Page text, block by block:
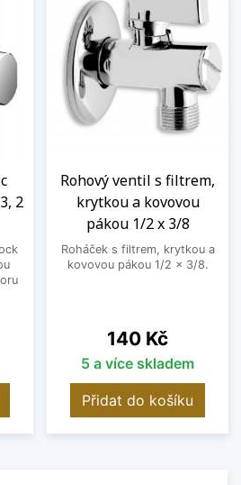
2
Rohový ventil s filtrem,
krytkou a kovovou
pákou 1/2 x 3/8
Roháček s filtrem, krytkou a
kovovou pákou 1/2 x 3/8.
Cena
140 Kč
5 a více skladem
Přidat do košíku